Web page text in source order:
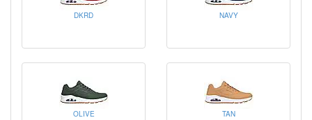
DKRD NAVY
OLIVE TAN